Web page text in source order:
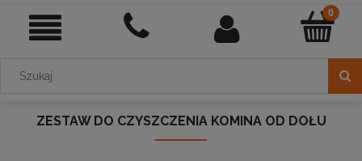
ZESTAW DO CZYSZCZENIA KOMINA OD DOŁU